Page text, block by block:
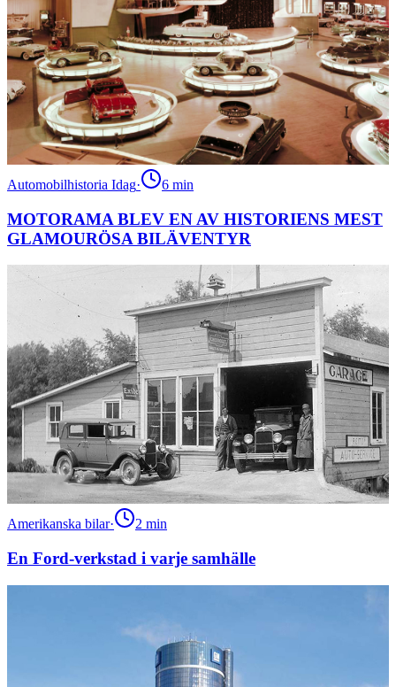
Automobilhistoria Idag· 6 min
MOTORAMA BLEV EN AV HISTORIENS MEST
GLAMOURÖSA BILÄVENTYR
Amerikanska bilar· 2 min
En Ford-verkstad i varje samhälle